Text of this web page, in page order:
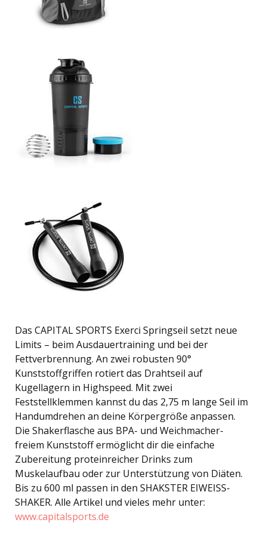
Das CAPITAL SPORTS Exerci Springseil setzt neue
Limits – beim Ausdauertraining und bei der
Fettverbrennung. An zwei robusten 90°
Kunststoffgriffen rotiert das Drahtseil auf
Kugellagern in Highspeed. Mit zwei
Feststellklemmen kannst du das 2,75 m lange Seil im
Handumdrehen an deine Körpergröße anpassen.
Die Shakerflasche aus BPA- und Weichmacher-
freiem Kunststoff ermöglicht dir die einfache
Zubereitung proteinreicher Drinks zum
Muskelaufbau oder zur Unterstützung von Diäten.
Bis zu 600 ml passen in den SHAKSTER EIWEISS-
SHAKER. Alle Artikel und vieles mehr unter:
www.capitalsports.de